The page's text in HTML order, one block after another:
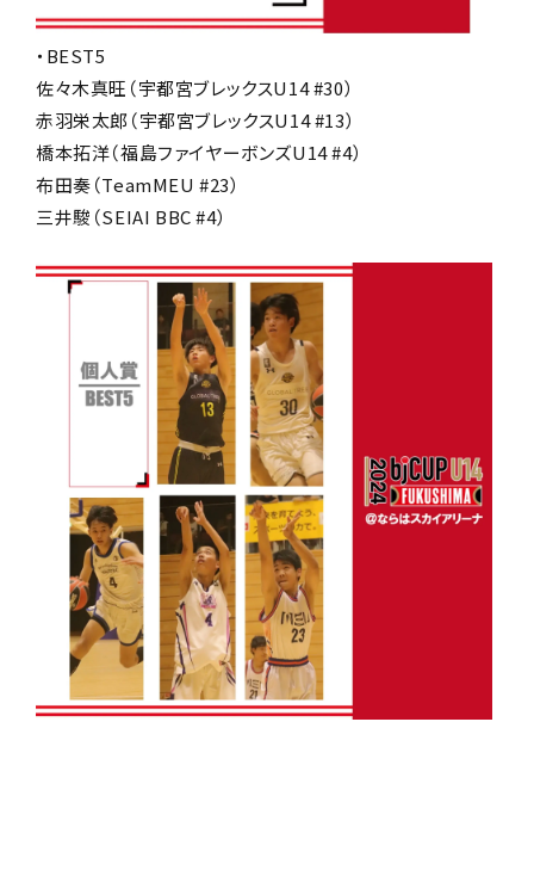
・BEST5
佐々木真旺（宇都宮ブレックスU14 #30）
赤羽栄太郎（宇都宮ブレックスU14 #13）
橋本拓洋（福島ファイヤーボンズU14 #4）
布田奏（TeamMEU #23）
三井駿（SEIAI BBC #4）